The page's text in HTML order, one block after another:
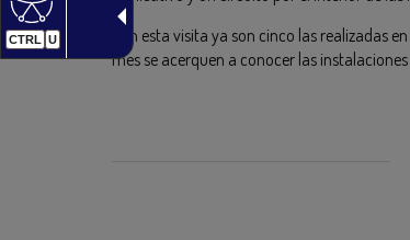
CTRL U
Con esta visita ya son cinco las realizadas
mes se acerquen a conocer las